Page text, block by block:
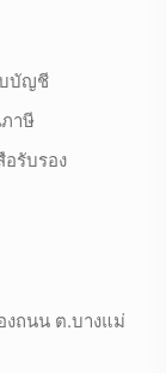
บบัญชี
าษี
รับรอง
งถนน ต.บางแม่